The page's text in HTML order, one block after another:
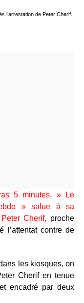
l’arrestation de Peter Cherif.
5 minutes. » Le
» salue à sa
Peter Cherif, proche
l’attentat contre de
les kiosques, on
Cherif en tenue
encadré par deux